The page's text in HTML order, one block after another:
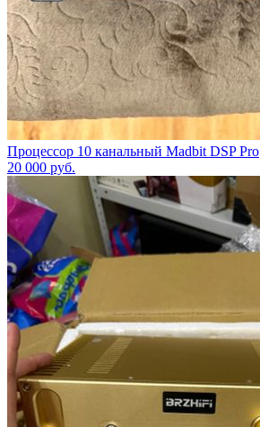
Процессор 10 канальный Madbit DSP Pro
20 000 руб.